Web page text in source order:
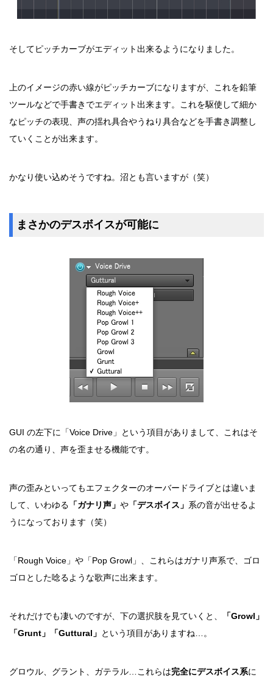
そしてピッチカーブがエディット出来るようになりました。
上のイメージの赤い線がピッチカーブになりますが、これを鉛筆
ツールなどで手書きでエディット出来ます。これを駆使して細か
なピッチの表現、声の揺れ具合やうねり具合などを手書き調整し
ていくことが出来ます。
かなり使い込めそうですね。沼とも言いますが（笑）
まさかのデスボイスが可能に
GUI の左下に「Voice Drive」という項目がありまして、これはそ
の名の通り、声を歪ませる機能です。
声の歪みといってもエフェクターのオーバードライブとは違いま
して、いわゆる 「ガナリ声」 や 「デスボイス」 系の音が出せるよ
うになっております（笑）
「Rough Voice」や「Pop Growl」、これらはガナリ声系で、ゴロ
ゴロとした唸るような歌声に出来ます。
それだけでも凄いのですが、下の選択肢を見ていくと、
「Growl」
「Grunt」「Guttural」 という項目がありますね…。
グロウル、グラント、ガテラル…これらは完全にデスボイス系に